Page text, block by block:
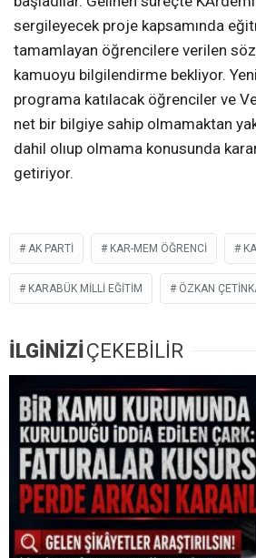
sergileyecek proje kapsamında
tamamlayan öğrencilere verilen
kamuoyu bilgilendirme bekliyor.
programa katılacak öğrenciler ve
net bir bilgiye sahip olmamaktan
dahil olıup olmama konusunda
getiriyor.
AK PARTI KAR-MEM ÖĞRENCI
KARABÜK MILLI EĞITIM ÖZKAN
İLGİNİZİ ÇEKEBİLİR